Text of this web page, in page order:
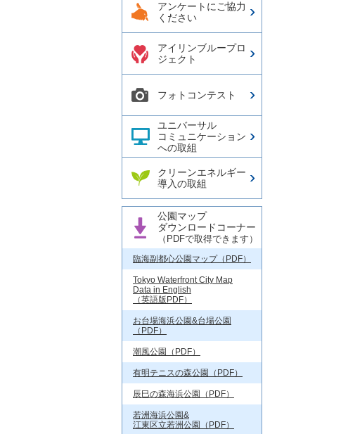
アンケートにご協力
ください
アイリンブループロ
ジェクト
フォトコンテスト
ユニバーサル
コミュニケーション
への取組
クリーンエネルギー
導入の取組
公園マップ
ダウンロードコーナー
（PDFで取得できます）
臨海副都心公園マップ（PDF）
Tokyo Waterfront City Map
Data in English
（英語版PDF）
お台場海浜公園&台場公園
（PDF）
潮風公園（PDF）
有明テニスの森公園（PDF）
辰巳の森海浜公園（PDF）
若洲海浜公園&
江東区立若洲公園（PDF）